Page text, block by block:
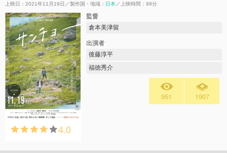
上映日：2021年11月19日 製作国・地域： 日本 上映時間：99分
4.0
監督
倉本美津留
出演者
後藤淳平
福徳秀介
951 1907